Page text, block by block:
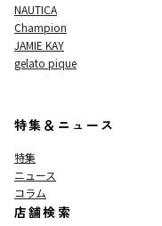
NAUTICA
Champion
JAMIE KAY
gelato pique
特集＆ニュース
特集
ニュース
コラム
店舗検索